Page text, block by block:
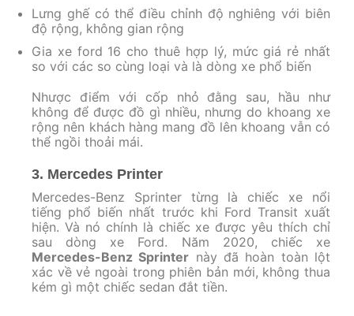
Lưng ghế có thể điều chỉnh độ nghiêng với biên
độ rộng, không gian rộng
Gia xe ford 16 cho thuê hợp lý, mức giá rẻ nhất
so với các so cùng loại và là dòng xe phổ biến
Nhược điểm với cốp nhỏ đằng sau, hầu như
không để được đồ gì nhiều, nhưng do khoang xe
rộng nên khách hàng mang đồ lên khoang vẫn có
thể ngồi thoải mái.
3. Mercedes Printer
Mercedes-Benz Sprinter từng là chiếc xe nổi
tiếng phổ biến nhất trước khi Ford Transit xuất
hiện. Và nó chính là chiếc xe được yêu thích chỉ
sau dòng xe Ford. Năm 2020, chiếc xe
Mercedes-Benz Sprinter này đã hoàn toàn lột
xác về vẻ ngoài trong phiên bản mới, không thua
kém gì một chiếc sedan đắt tiền.